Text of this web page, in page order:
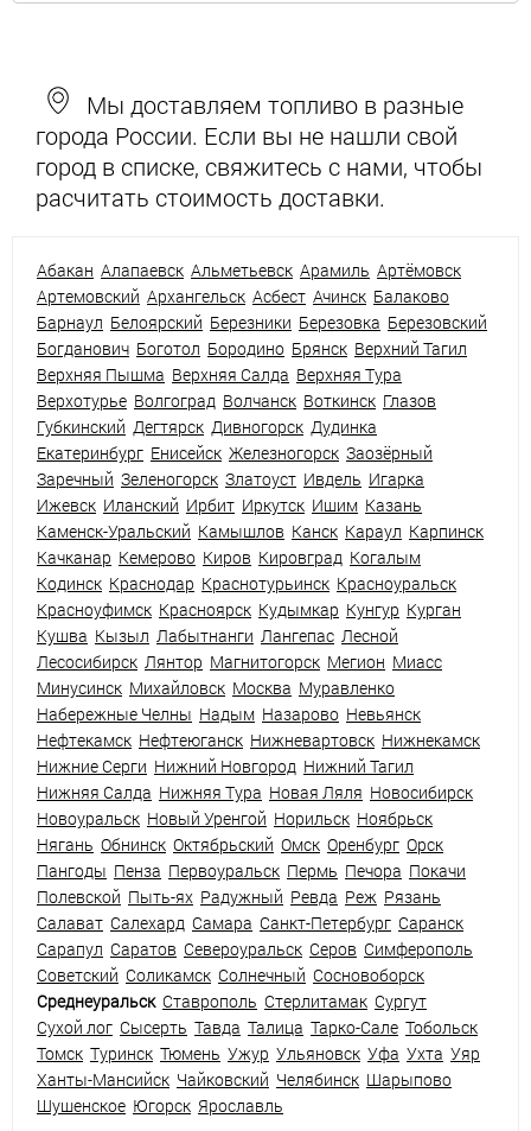
Мы доставляем топливо в разные
города России. Если вы не нашли свой
город в списке, свяжитесь с нами, чтобы
расчитать стоимость доставки.
Абакан Алапаевск Альметьевск Арамиль Артёмовск
Артемовский Архангельск Асбест Ачинск Балаково
Барнаул Белоярский Березники Березовка Березовский
Богданович Боготол Бородино Брянск Верхний Тагил
Верхняя Пышма Верхняя Салда Верхняя Тура
Верхотурье Волгоград Волчанск Воткинск Глазов
Губкинский Дегтярск Дивногорск Дудинка
Екатеринбург Енисейск Железногорск Заозёрный
Заречный Зеленогорск Златоуст Ивдель Игарка
Ижевск Иланский Ирбит Иркутск Ишим Казань
Каменск-Уральский Камышлов Канск Караул Карпинск
Качканар Кемерово Киров Кировград Когалым
Кодинск Краснодар Краснотурьинск Красноуральск
Красноуфимск Красноярск Кудымкар Кунгур Курган
Кушва Кызыл Лабытнанги Лангепас Лесной
Лесосибирск Лянтор Магнитогорск Мегион Миасс
Минусинск Михайловск Москва Муравленко
Набережные Челны Надым Назарово Невьянск
Нефтекамск Нефтеюганск Нижневартовск Нижнекамск
Нижние Серги Нижний Новгород Нижний Тагил
Нижняя Салда Нижняя Тура Новая Ляля Новосибирск
Новоуральск Новый Уренгой Норильск Ноябрьск
Нягань Обнинск Октябрьский Омск Оренбург Орск
Пангоды Пенза Первоуральск Пермь Печора Покачи
Полевской Пыть-ях Радужный Ревда Реж Рязань
Салават Салехард Самара Санкт-Петербург Саранск
Сарапул Саратов Североуральск Серов Симферополь
Советский Соликамск Солнечный Сосновоборск
Среднеуральск Ставрополь Стерлитамак Сургут
Сухой лог Сысерть Тавда Талица Тарко-Сале Тобольск
Томск Туринск Тюмень Ужур Ульяновск Уфа Ухта Уяр
Ханты-Мансийск Чайковский Челябинск Шарыпово
Шушенское Югорск Ярославль